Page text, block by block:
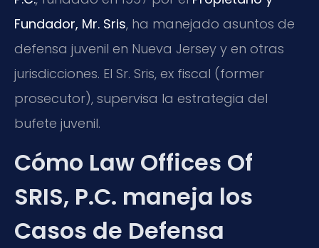
Fundador, Mr. Sris, ha manejado asuntos de
defensa juvenil en Nueva Jersey y en otras
jurisdicciones. El Sr. Sris, ex fiscal (former
prosecutor), supervisa la estrategia del
bufete juvenil.
Cómo Law Offices Of
SRIS, P.C. maneja los
Casos de Defensa